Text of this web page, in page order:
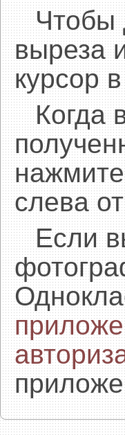
Чтобы
выреза
курсор
Когда
слева
Если